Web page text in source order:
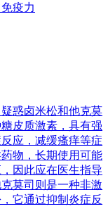
疫力
惑卤米松和他克莫
皮质激素，具有强
应，减缓瘙痒等症
物，长期使用可能
因此应在医生指导
莫司则是一种非激
它通过抑制炎症反